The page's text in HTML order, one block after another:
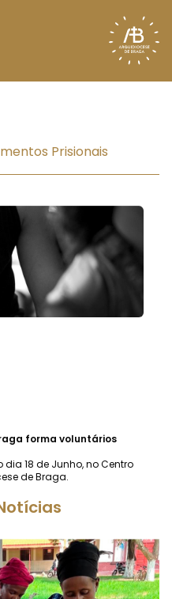
Prisionais
forma voluntários
18 de Junho, no Centro
de Braga.